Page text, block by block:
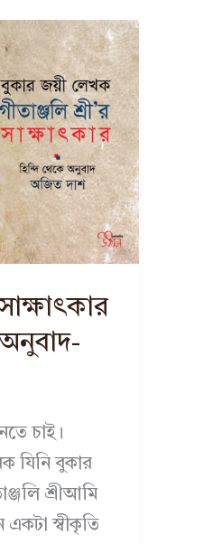
অনুবাদ-
চাই।
যিনি বুকার
শ্রীআমি
স্বীকৃতি